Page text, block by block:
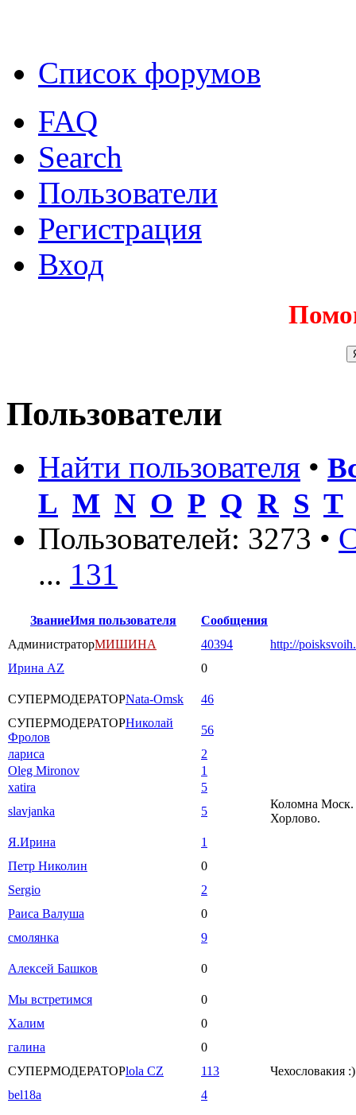
Список форумов
FAQ
Search
Пользователи
Регистрация
Вход
Пользователи
Найти пользователя •
L M N O P Q R S T
Пользователей: 3273 •
... 131
ЗваниеИмя пользователя
Сообщения
АдминистраторМИШИНА 40394
http://
Ирина AZ
0
СУПЕРМОДЕРАТОРNata-Omsk
46
СУПЕРМОДЕРАТОРНиколай
Фролов
56
лариса
2
Oleg Mironov
1
xatira
5
slavjanka
5
Коломна Моск.
Хорлово.
Я.Ирина
1
Петр Николин
0
Sergio
2
Раиса Валуша
0
смолянка
9
Алексей Башков 0
Мы встретимся
0
Халим
0
галина
0
СУПЕРМОДЕРАТОРlola CZ 113
Чехословакия :)
bel18a
4